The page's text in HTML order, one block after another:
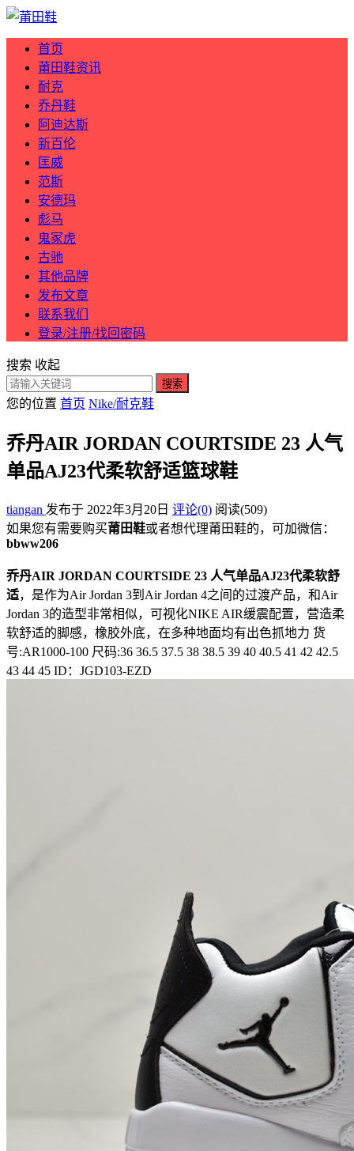
首页
莆田鞋资讯
耐克
乔丹鞋
阿迪达斯
新百伦
匡威
范斯
安德玛
彪马
鬼冢虎
古驰
其他品牌
发布文章
联系我们
登录/注册/找回密码
搜索 收起
搜索
您的位置 首页 Nike/耐克鞋
乔丹AIR JORDAN COURTSIDE 23 人气
单品AJ23代柔软舒适篮球鞋
tiangan 发布于 2022年3月20日 评论(0) 阅读(509)
如果您有需要购买莆田鞋或者想代理莆田鞋的，可加微信：
bbww206
乔丹AIR JORDAN COURTSIDE 23 人气单品AJ23代柔软舒
适，是作为Air Jordan 3到Air Jordan 4之间的过渡产品，和Air
Jordan 3的造型非常相似，可视化NIKE AIR缓震配置，营造柔
软舒适的脚感，橡胶外底，在多种地面均有出色抓地力 货
号:AR1000-100 尺码:36 36.5 37.5 38 38.5 39 40 40.5 41 42 42.5
43 44 45 ID：JGD103-EZD